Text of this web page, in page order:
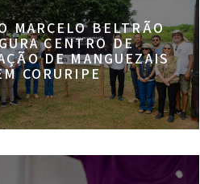
MARCELO BELTRÃO
CENTRO DE
DE MANGUEZAIS
CORURIPE